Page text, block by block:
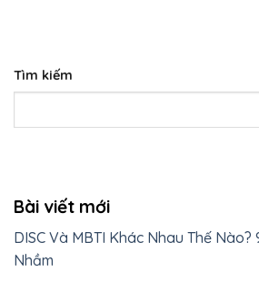
Tìm kiếm
Bài viết mới
DISC Và MBTI Khác Nhau Thế
Nhầm